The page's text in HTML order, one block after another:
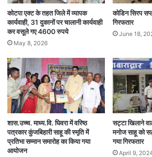
कोटपा एक्ट के तहत जिले में व्यापक
कार्यवाही, 31 दुकानों पर चालानी कार्यवाही
कर वसूले गए 4600 रुपये
May 8, 2026
कोडिन सिरप
गिरफतार
June 18,
शास.उच्च. माध्य.वि. घिवरा में वरिष्ठ
पत्रकार कुंजबिहारी साहू की स्मृति में
प्रतिभा सम्मान समारोह का किया गया
आयोजन
सट्टा खिलाने
मनोज साहू को
गया गिरफतार
April 9,